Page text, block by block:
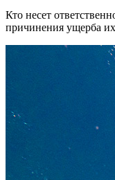
Кто несет
причинения ущерба